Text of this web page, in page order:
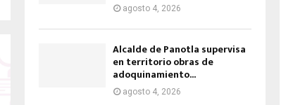
agosto 4, 2026
Alcalde de Panotla supervisa
en territorio obras de
adoquinamiento...
agosto 4, 2026